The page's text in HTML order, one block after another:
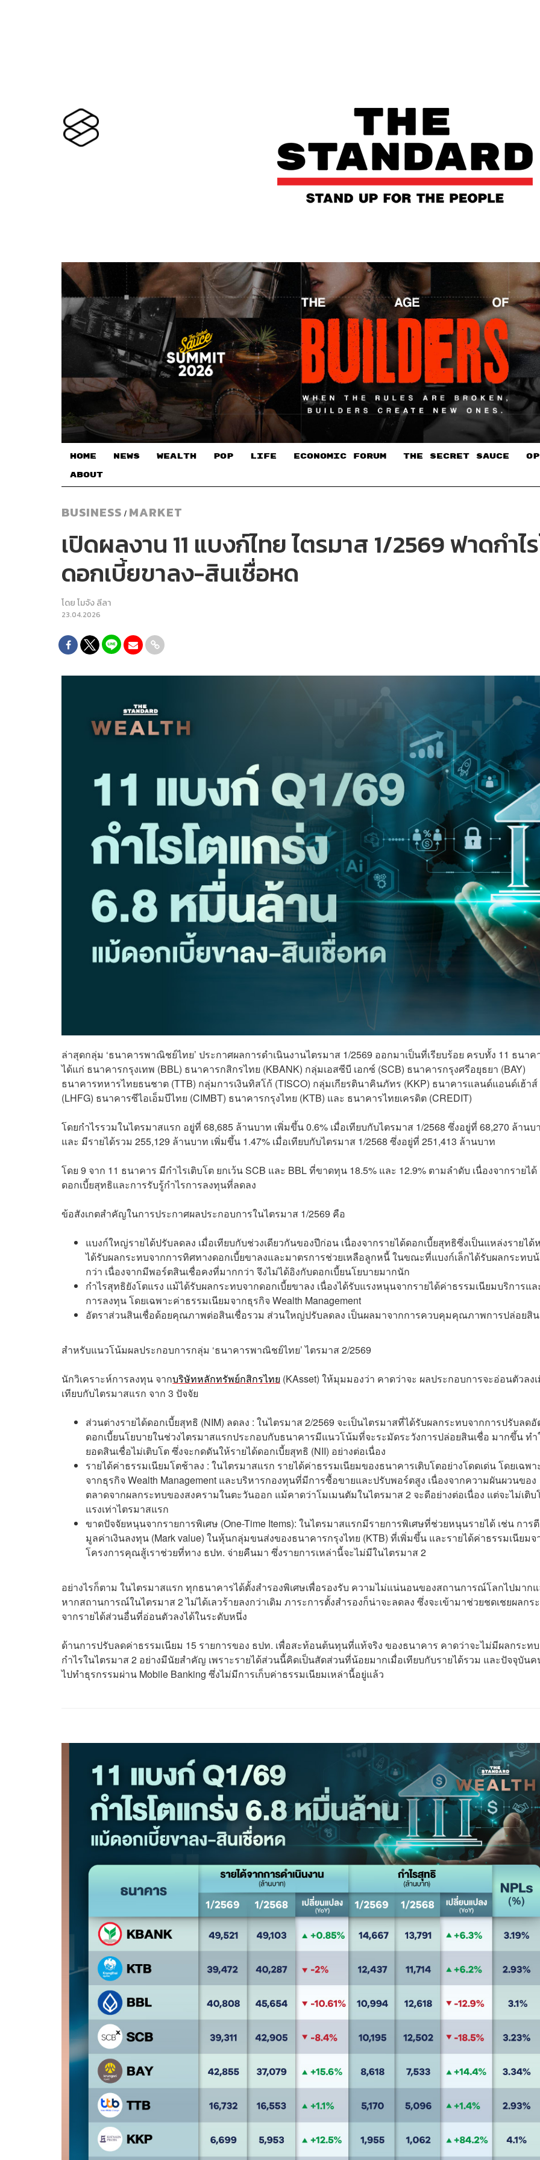
HOME NEWS WEALTH POP LIFE ECONOMIC FORUM THE SECRET SAUCE​
ABOUT
BUSINESS / MARKET
เปิดผลงาน 11 แบงก์ไทย ไตรมาส 1/2569 ฟาดกำ
ดอกเบี้ยขาลง-สินเชื่อหด
โดยโมจัง ลีลา
23.04.2026
ล่าสุดกลุ่ม ‘ธนาคารพาณิชย์ไทย’ ประกาศผลการดำเนินงานไตรมาส 1/2569 ออกมาเป็นที่เรียบร้อย ครบทั้ง 11 ธนาค
ได้แก่ ธนาคารกรุงเทพ (BBL) ธนาคารกสิกรไทย (KBANK) กลุ่มเอสซีบี เอกซ์ (SCB) ธนาคารกรุงศรีอยุธยา (BAY)
ธนาคารทหารไทยธนชาต (TTB) กลุ่มการเงินทิสโก้ (TISCO) กลุ่มเกียรตินาคินภัทร (KKP) ธนาคารแลนด์แอนด์เฮ้าส์
(LHFG) ธนาคารซีไอเอ็มบีไทย (CIMBT) ธนาคารกรุงไทย (KTB) และ ธนาคารไทยเครดิต (CREDIT)
โดยกำไรรวมในไตรมาสแรก อยู่ที่ 68,685 ล้านบาท เพิ่มขึ้น 0.6% เมื่อเทียบกับไตรมาส 1/2568 ซึ่งอยู่ที่ 68,270 ล้านบ
และ มีรายได้รวม 255,129 ล้านบาท เพิ่มขึ้น 1.47% เมื่อเทียบกับไตรมาส 1/2568 ซึ่งอยู่ที่ 251,413 ล้านบาท
โดย 9 จาก 11 ธนาคาร มีกำไรเติบโต ยกเว้น SCB และ BBL ที่ขาดทุน 18.5% และ 12.9% ตามลำดับ เนื่องจากรายได้
ดอกเบี้ยสุทธิและการรับรู้กำไรการลงทุนที่ลดลง
ข้อสังเกตสำคัญในการประกาศผลประกอบการในไตรมาส 1/2569 คือ
แบงก์ใหญ่รายได้ปรับลดลง เมื่อเทียบกับช่วงเดียวกันของปีก่อน เนื่องจากรายได้ดอกเบี้ยสุทธิซึ่งเป็นแหล่งรายได้
ได้รับผลกระทบจากการทิศทางดอกเบี้ยขาลงและมาตรการช่วยเหลือลูกหนี้ ในขณะที่แบงก์เล็กได้รับผลกระทบ
กว่า เนื่องจากมีพอร์ตสินเชื่อคงที่มากกว่า จึงไม่ได้อิงกับดอกเบี้ยนโยบายมากนัก
กำไรสุทธิยังโตแรง แม้ได้รับผลกระทบจากดอกเบี้ยขาลง เนื่องได้รับแรงหนุนจากรายได้ค่าธรรมเนียมบริการแล
การลงทุน โดยเฉพาะค่าธรรมเนียมจากธุรกิจ Wealth Management
อัตราส่วนสินเชื่อด้อยคุณภาพต่อสินเชื่อรวม ส่วนใหญ่ปรับลดลง เป็นผลมาจากการควบคุมคุณภาพการปล่อยสิน
สำหรับแนวโน้มผลประกอบการกลุ่ม ‘ธนาคารพาณิชย์ไทย’ ไตรมาส 2/2569
นักวิเคราะห์การลงทุน จากบริษัทหลักทรัพย์กสิกรไทย (KAsset) ให้มุมมองว่า คาดว่าจะ ผลประกอบการจะอ่อนตัวลง
เทียบกับไตรมาสแรก จาก 3 ปัจจัย
ส่วนต่างรายได้ดอกเบี้ยสุทธิ (NIM) ลดลง : ในไตรมาส 2/2569 จะเป็นไตรมาสที่ได้รับผลกระทบจากการปรับลดอั
ดอกเบี้ยนโยบายในช่วงไตรมาสแรกประกอบกับธนาคารมีแนวโน้มที่จะระมัดระวังการปล่อยสินเชื่อ มากขึ้น ทำ
ยอดสินเชื่อไม่เติบโต ซึ่งจะกดดันให้รายได้ดอกเบี้ยสุทธิ (NII) อย่างต่อเนื่อง
รายได้ค่าธรรมเนียมโตช้าลง : ในไตรมาสแรก รายได้ค่าธรรมเนียมของธนาคารเติบโตอย่างโดดเด่น โดยเฉพา
จากธุรกิจ Wealth Management และบริหารกองทุนที่มีการซื้อขายและปรับพอร์ตสูง เนื่องจากความผันผวนของ
ตลาดจากผลกระทบของสงครามในตะวันออก แม้คาดว่าโมเมนตัมในไตรมาส 2 จะดีอย่างต่อเนื่อง แต่จะไม่เติบ
แรงเท่าไตรมาสแรก
ขาดปัจจัยหนุนจากรายการพิเศษ (One-Time Items): ในไตรมาสแรกมีรายการพิเศษที่ช่วยหนุนรายได้ เช่น การตี
มูลค่าเงินลงทุน (Mark value) ในหุ้นกลุ่มขนส่งของธนาคารกรุงไทย (KTB) ที่เพิ่มขึ้น และรายได้ค่าธรรมเนียมจ
โครงการคุณสู้เราช่วยที่ทาง ธปท. จ่ายคืนมา ซึ่งรายการเหล่านี้จะไม่มีในไตรมาส 2
อย่างไรก็ตาม ในไตรมาสแรก ทุกธนาคารได้ตั้งสำรองพิเศษเพื่อรองรับ ความไม่แน่นอนของสถานการณ์โลกไปมาก
หากสถานการณ์ในไตรมาส 2 ไม่ได้เลวร้ายลงกว่าเดิม ภาระการตั้งสำรองก็น่าจะลดลง ซึ่งจะเข้ามาช่วยชดเชยผลกร
จากรายได้ส่วนอื่นที่อ่อนตัวลงได้ในระดับหนึ่ง
ด้านการปรับลดค่าธรรมเนียม 15 รายการของ ธปท. เพื่อสะท้อนต้นทุนที่แท้จริง ของธนาคาร คาดว่าจะไม่มีผลกระท
กำไรในไตรมาส 2 อย่างมีนัยสำคัญ เพราะรายได้ส่วนนี้คิดเป็นสัดส่วนที่น้อยมากเมื่อเทียบกับรายได้รวม และปัจจุบัน
ไปทำธุรกรรมผ่าน Mobile Banking ซึ่งไม่มีการเก็บค่าธรรมเนียมเหล่านี้อยู่แล้ว